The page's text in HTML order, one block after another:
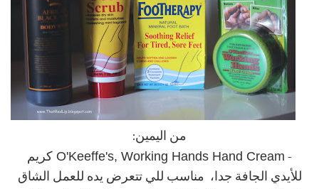
من اليمين:
-
O'Keeffe's, Working Hands Hand Cream كريم
للأيدي الجافة جدا، مناسب للي تتعرض يده للعمل الشاق